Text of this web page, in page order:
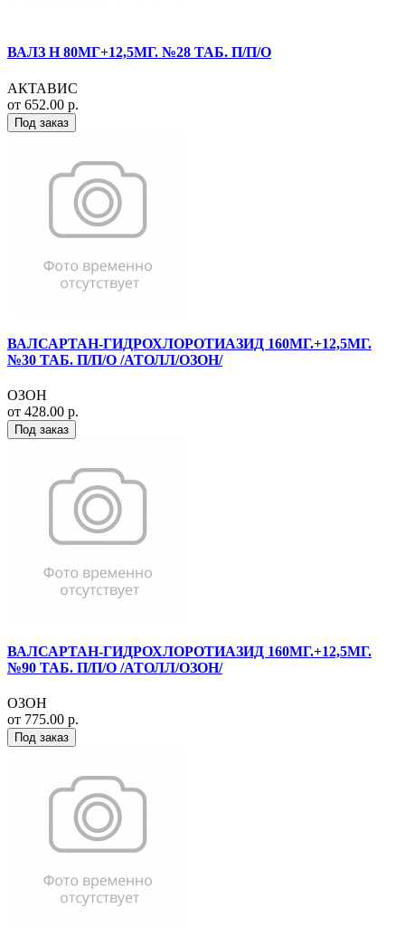
ВАЛЗ Н 80МГ+12,5МГ. №28 ТАБ. П/П/О
АКТАВИС
от 652.00 р.
Под заказ
ВАЛСАРТАН-ГИДРОХЛОРОТИАЗИД 160МГ.+12,5МГ.
№30 ТАБ. П/П/О /АТОЛЛ/ОЗОН/
ОЗОН
от 428.00 р.
Под заказ
ВАЛСАРТАН-ГИДРОХЛОРОТИАЗИД 160МГ.+12,5МГ.
№90 ТАБ. П/П/О /АТОЛЛ/ОЗОН/
ОЗОН
от 775.00 р.
Под заказ